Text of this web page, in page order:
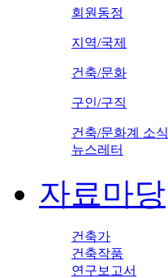
회원동정
지역/국제
건축/문화
구인/구직
건축/문화계 소식
뉴스레터
자료마당
건축가
건축작품
연구보고서